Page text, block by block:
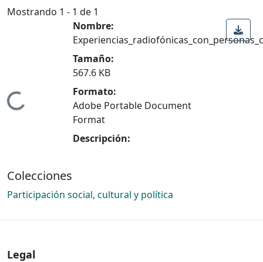
Mostrando 1 - 1 de 1
Cargando...
Nombre:
Tamaño:
567.6 KB
Formato:
Adobe Portable Document
Format
Descripción:
Colecciones
Participación social, cultural y política
Legal